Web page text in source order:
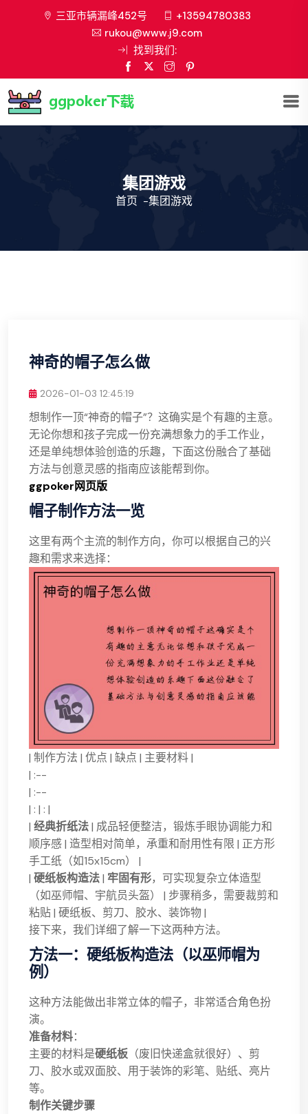
三亚市辆漏峰452号
+13594780383
rukou@www.j9.com
找到我们:
集团游戏
首页 -集团游戏
神奇的帽子怎么做
2026-01-03 12:45:19
想制作一顶“神奇的帽子”？这确实是个有趣的主意。
无论你想和孩子完成一份充满想象力的手工作业，
还是单纯想体验创造的乐趣，下面这份融合了基础
方法与创意灵感的指南应该能帮到你。
ggpoker网页版
帽子制作方法一览
这里有两个主流的制作方向，你可以根据自己的兴
趣和需求来选择：
| 制作方法 | 优点 | 缺点 | 主要材料 |
| :--
| :--
| : | : |
| 经典折纸法| 成品轻便整洁，锻炼手眼协调能力和
顺序感 | 造型相对简单，承重和耐用性有限 | 正方形
手工纸（如15x15cm） |
| 硬纸板构造法| 牢固有形，可实现复杂立体造型
（如巫师帽、宇航员头盔） | 步骤稍多，需要裁剪和
粘贴 | 硬纸板、剪刀、胶水、装饰物 |
接下来，我们详细了解一下这两种方法。
方法一：硬纸板构造法（以巫师帽为
例）
这种方法能做出非常立体的帽子，非常适合角色扮
演。
准备材料：
主要的材料是硬纸板 （废旧快递盒就很好）、剪
刀、胶水或双面胶、用于装饰的彩笔、贴纸、亮片
等。
制作关键步骤